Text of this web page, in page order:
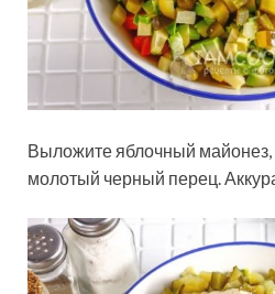
Выложите яблочный майонез,
молотый черный перец.